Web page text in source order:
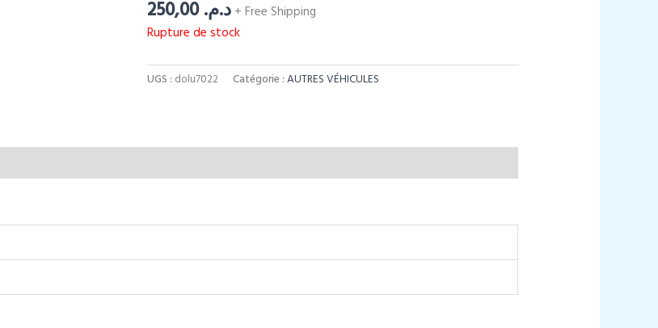
د.م.250,00
+ Free Shipping
Rupture de stock
UGS : dolu7022 Catégorie :AUTRES VÉHICULES